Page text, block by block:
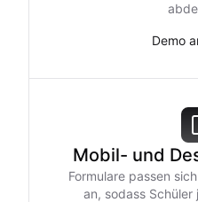
Demo
Mobil- und
Formulare passen
an, sodass